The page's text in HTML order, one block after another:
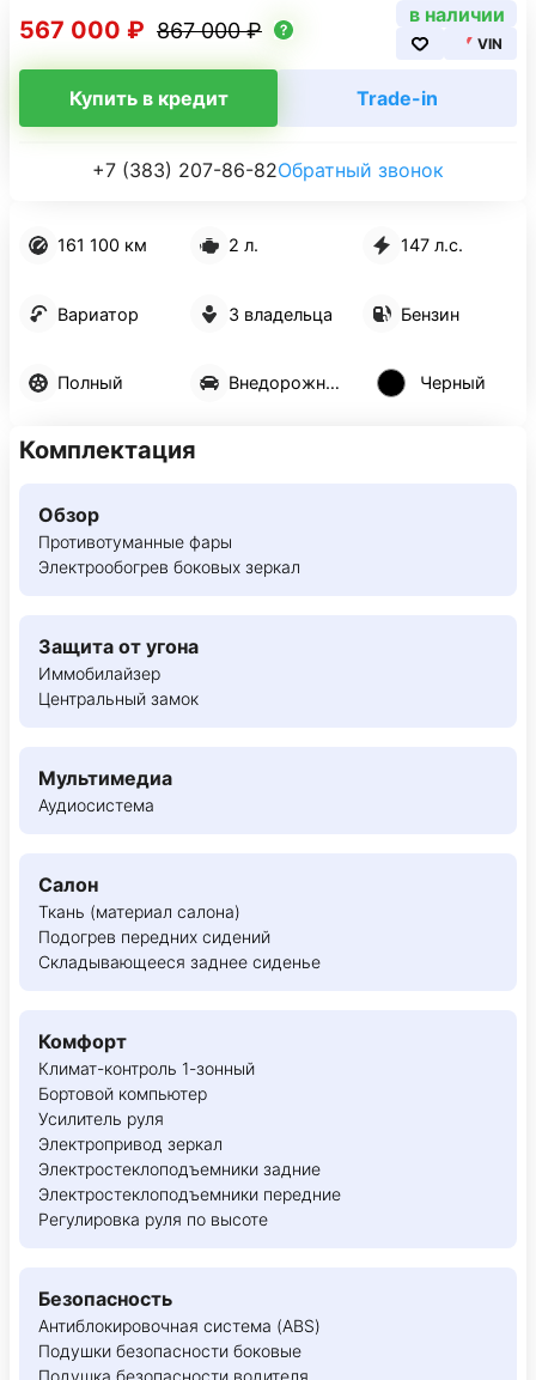
161 100 км 2 л. 147 л.с.
Вариатор 3 владельца Бензин
Полный Внедорожник 5 дв. Черный
567 000 ₽ 867 000 ₽
в наличии
VIN
Купить в кредит Trade-in
+7 (383) 207-86-82Обратный звонок
Комплектация
Обзор
Противотуманные фары
Электрообогрев боковых зеркал
Защита от угона
Иммобилайзер
Центральный замок
Мультимедиа
Аудиосистема
Салон
Ткань (материал салона)
Подогрев передних сидений
Складывающееся заднее сиденье
Комфорт
Климат-контроль 1-зонный
Бортовой компьютер
Усилитель руля
Электропривод зеркал
Электростеклоподъемники задние
Электростеклоподъемники передние
Регулировка руля по высоте
Безопасность
Антиблокировочная система (ABS)
Подушки безопасности боковые